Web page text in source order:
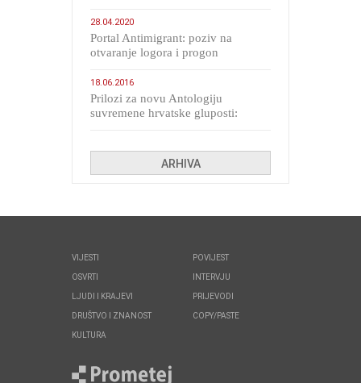
28.04.2020
Portal Antimigrant: poziv na
otvaranje logora i progon
18.06.2016
Prilozi za novu Antologiju
suvremene hrvatske gluposti:
ARHIVA
VIJESTI
OSVRTI
LJUDI I KRAJEVI
DRUŠTVO I ZNANOST
KULTURA
POVIJEST
INTERVJU
PRIJEVODI
COPY/PASTE